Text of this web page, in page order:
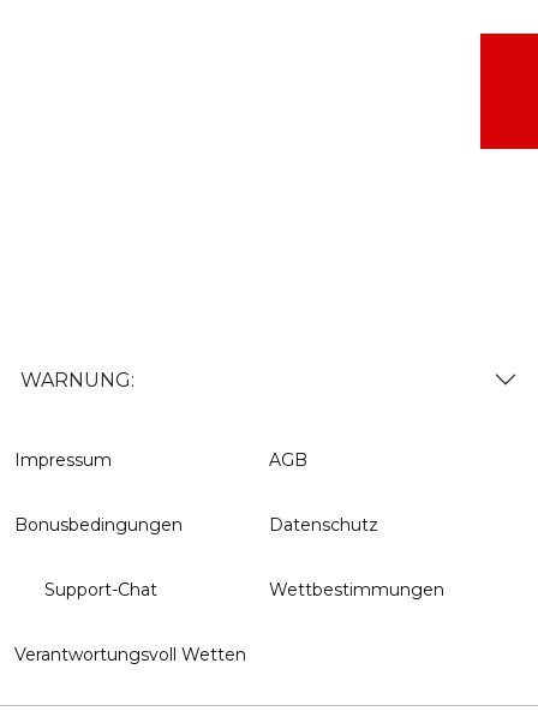
WARNUNG:
Impressum AGB
Bonusbedingungen Datenschutz
Support-Chat Wettbestimmungen
Verantwortungsvoll Wetten